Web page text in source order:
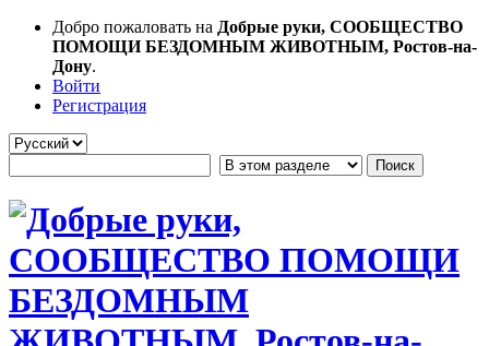
Добро пожаловать на Добрые руки, СООБЩЕСТВО
ПОМОЩИ БЕЗДОМНЫМ ЖИВОТНЫМ, Ростов-на-
Дону.
Войти
Регистрация